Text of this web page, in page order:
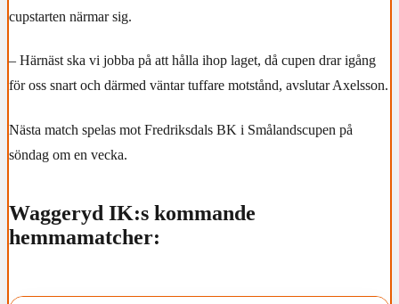
cupstarten närmar sig.
– Härnäst ska vi jobba på att hålla ihop laget, då cupen drar igång
för oss snart och därmed väntar tuffare motstånd, avslutar Axelsson.
Nästa match spelas mot Fredriksdals BK i Smålandscupen på
söndag om en vecka.
Waggeryd IK:s kommande
hemmamatcher: